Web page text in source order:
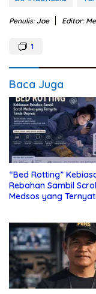
Penulis: Joe Editor:
1
Baca Juga
“Bed Rotting”
Rebahan Sambil
Medsos yang